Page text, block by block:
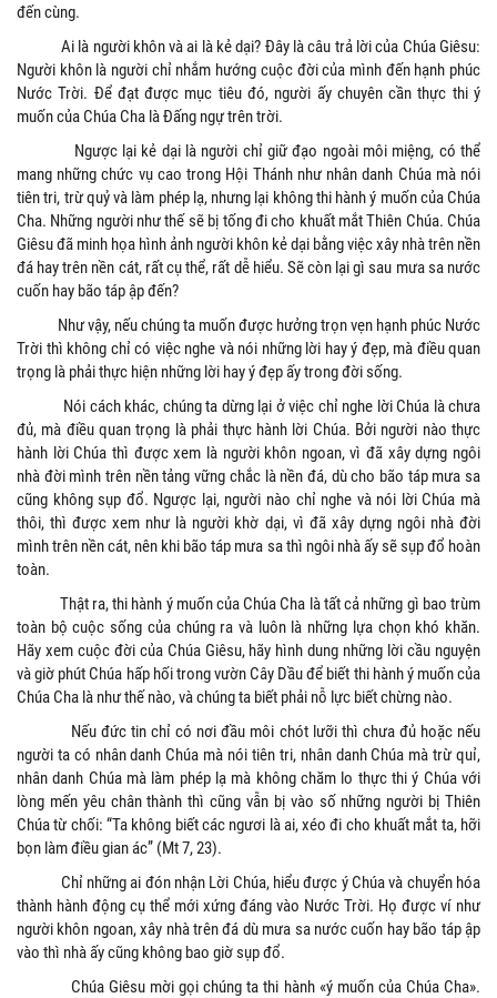
đến cùng.
Ai là người khôn và ai là kẻ dại? Đây là câu trả lời của Chúa Giêsu:
Người khôn là người chỉ nhắm hướng cuộc đời của mình đến hạnh phúc
Nước Trời. Để đạt được mục tiêu đó, người ấy chuyên cần thực thi ý
muốn của Chúa Cha là Đấng ngự trên trời.
Ngược lại kẻ dại là người chỉ giữ đạo ngoài môi miệng, có thể
mang những chức vụ cao trong Hội Thánh như nhân danh Chúa mà nói
tiên tri, trừ quỷ và làm phép lạ, nhưng lại không thi hành ý muốn của Chúa
Cha. Những người như thế sẽ bị tống đi cho khuất mắt Thiên Chúa. Chúa
Giêsu đã minh họa hình ảnh người khôn kẻ dại bằng việc xây nhà trên nền
đá hay trên nền cát, rất cụ thể, rất dễ hiểu. Sẽ còn lại gì sau mưa sa nước
cuốn hay bão táp ập đến?
Như vậy, nếu chúng ta muốn được hưởng trọn vẹn hạnh phúc Nước
Trời thì không chỉ có việc nghe và nói những lời hay ý đẹp, mà điều quan
trọng là phải thực hiện những lời hay ý đẹp ấy trong đời sống.
Nói cách khác, chúng ta dừng lại ở việc chỉ nghe lời Chúa là chưa
đủ, mà điều quan trọng là phải thực hành lời Chúa. Bởi người nào thực
hành lời Chúa thì được xem là người khôn ngoan, vì đã xây dựng ngôi
nhà đời mình trên nền tảng vững chắc là nền đá, dù cho bão táp mưa sa
cũng không sụp đổ. Ngược lại, người nào chỉ nghe và nói lời Chúa mà
thôi, thì được xem như là người khờ dại, vì đã xây dựng ngôi nhà đời
mình trên nền cát, nên khi bão táp mưa sa thì ngôi nhà ấy sẽ sụp đổ hoàn
toàn.
Thật ra, thi hành ý muốn của Chúa Cha là tất cả những gì bao trùm
toàn bộ cuộc sống của chúng ra và luôn là những lựa chọn khó khăn.
Hãy xem cuộc đời của Chúa Giêsu, hãy hình dung những lời cầu nguyện
và giờ phút Chúa hấp hối trong vườn Cây Dầu để biết thi hành ý muốn của
Chúa Cha là như thế nào, và chúng ta biết phải nỗ lực biết chừng nào.
Nếu đức tin chỉ có nơi đầu môi chót lưỡi thì chưa đủ hoặc nếu
người ta có nhân danh Chúa mà nói tiên tri, nhân danh Chúa mà trừ quỉ,
nhân danh Chúa mà làm phép lạ mà không chăm lo thực thi ý Chúa với
lòng mến yêu chân thành thì cũng vẫn bị vào số những người bị Thiên
Chúa từ chối: “Ta không biết các ngươi là ai, xéo đi cho khuất mắt ta, hỡi
bọn làm điều gian ác” (Mt 7, 23).
Chỉ những ai đón nhận Lời Chúa, hiểu được ý Chúa và chuyển hóa
thành hành động cụ thể mới xứng đáng vào Nước Trời. Họ được ví như
người khôn ngoan, xây nhà trên đá dù mưa sa nước cuốn hay bão táp ập
vào thì nhà ấy cũng không bao giờ sụp đổ.
Chúa Giêsu mời gọi chúng ta thi hành «ý muốn của Chúa Cha».